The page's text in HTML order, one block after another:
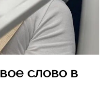
слово в